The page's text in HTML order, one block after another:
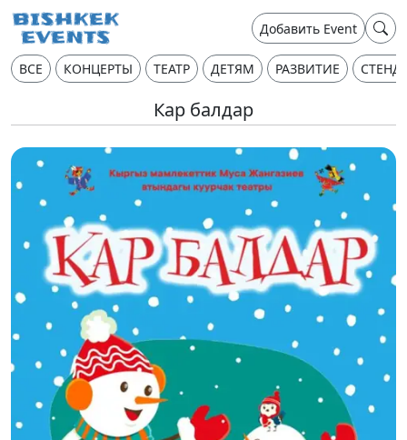
Добавить Event
ВСЕ КОНЦЕРТЫ ТЕАТР ДЕТЯМ РАЗВИТИЕ
Кар балдар